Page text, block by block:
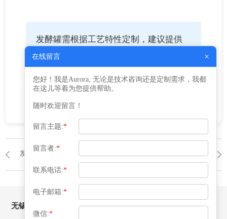
发酵罐需根据工艺特性定制，建议提供
细胞类型、培养基组成和目标产物浓度
进行详细设计后再与益腾沟通制作事
项。
发酵罐 发酵罐
无锡益腾压力容器有限公司
在线留言 ×
您好！我是Aurora, 无论是技术咨询还是定制需求，我都
在这儿等着为您提供帮助。
随时欢迎留言！
留言主题:*
留言者:*
联系电话:*
电子邮箱:*
微信:*